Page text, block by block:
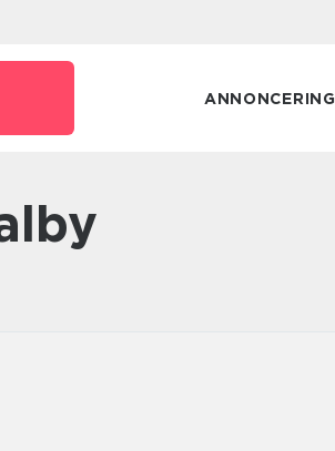
ANNONCERING